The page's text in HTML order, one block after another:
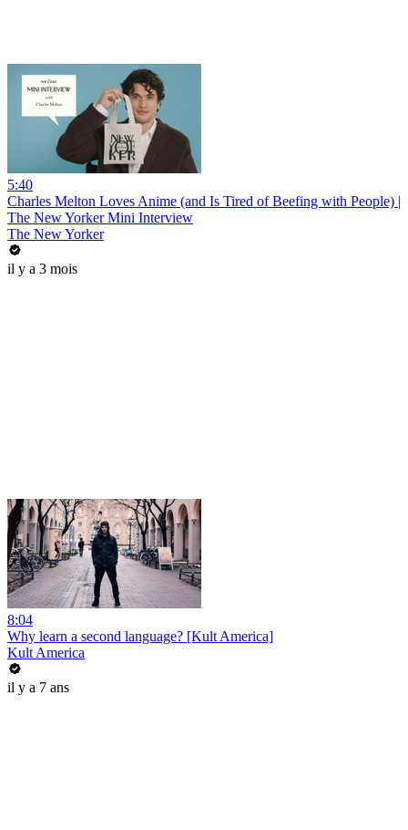
5:40
Charles Melton Loves Anime (and Is Tired of Beefing with People) |
The New Yorker Mini Interview
The New Yorker
il y a 3 mois
8:04
Why learn a second language? [Kult America]
Kult America
il y a 7 ans